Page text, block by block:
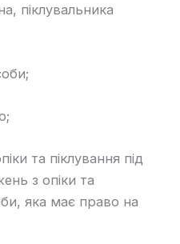
піклувальника
та піклування під
з опіки та
яка має право на